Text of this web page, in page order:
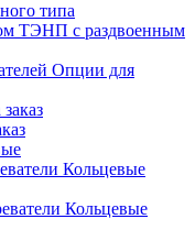
типа
ТЭНП с раздвоенным
Опции для
Кольцевые
Кольцевые